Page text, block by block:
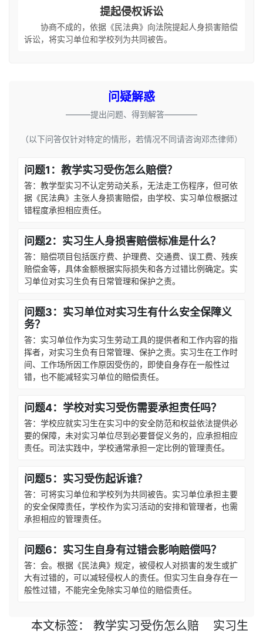
提起侵权诉讼
协商不成的，依据《民法典》向法院提起人身损害赔偿
诉讼，将实习单位和学校列为共同被告。
问疑解惑
———提出问题、得到解答————
（以下问答仅针对特定的情形，若情况不同请咨询邓杰律师）
问题1：教学实习受伤怎么赔偿？
答：教学型实习不认定劳动关系，无法走工伤程序，但可依
据《民法典》主张人身损害赔偿，由学校、实习单位根据过
错程度承担相应责任。
问题2：实习生人身损害赔偿标准是什么？
答：赔偿项目包括医疗费、护理费、交通费、误工费、残疾
赔偿金等，具体金额根据实际损失和各方过错比例确定。实
习单位对实习生负有日常管理和保护之责。
问题3：实习单位对实习生有什么安全保障义
务？
答：实习单位作为实习生劳动工具的提供者和工作内容的指
挥者，对实习生负有日常管理、保护之责。实习生在工作时
间、工作场所因工作原因受伤的，即使自身存在一般性过
错，也不能减轻实习单位的赔偿责任。
问题4：学校对实习受伤需要承担责任吗？
答：学校应就实习生在实习中的安全防范和权益依法提供必
要的保障，未对实习单位尽到必要督促义务的，应承担相应
责任。司法实践中，学校通常承担一定比例的管理责任。
问题5：实习受伤起诉谁？
答：可将实习单位和学校列为共同被告。实习单位承担主要
的安全保障责任，学校作为实习活动的安排和管理者，也需
承担相应的管理责任。
问题6：实习生自身有过错会影响赔偿吗？
答：会。根据《民法典》规定，被侵权人对损害的发生或扩
大有过错的，可以减轻侵权人的责任。但实习生自身存在一
般性过错，不能完全免除实习单位的赔偿责任。
本文标签： 教学实习受伤怎么赔 实习生